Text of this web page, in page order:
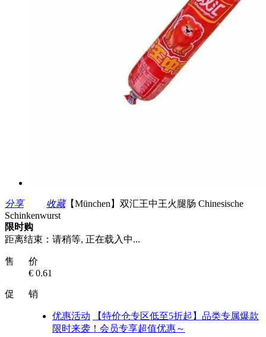
分享 收藏【München】双汇王中王火腿肠 Chinesische
Schinkenwurst
限时购
距离结束： 请稍等, 正在载入中...
售 价
€ 0.61
促 销
优惠活动
【特价仓专区低至5折起】品类专属爆款
限时来袭！会员专享超值优惠～